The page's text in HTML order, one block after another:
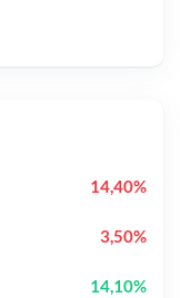
14,40%
3,50%
14,10%